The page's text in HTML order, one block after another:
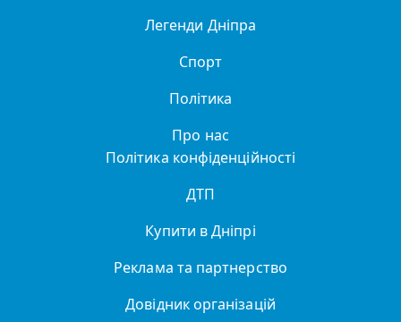
Легенди Дніпра
Спорт
Політика
Про нас
Політика конфіденційності
ДТП
Купити в Дніпрі
Реклама та партнерство
Довідник організацій